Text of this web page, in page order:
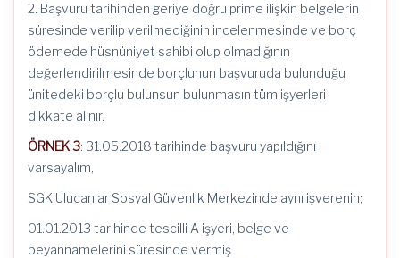
2. Başvuru tarihinden geriye doğru prime ilişkin belgelerin
süresinde verilip verilmediğinin incelenmesinde ve borç
ödemede hüsnüniyet sahibi olup olmadığının
değerlendirilmesinde borçlunun başvuruda bulunduğu
ünitedeki borçlu bulunsun bulunmasın tüm işyerleri
dikkate alınır.
ÖRNEK 3: 31.05.2018 tarihinde başvuru yapıldığını
varsayalım,
SGK Ulucanlar Sosyal Güvenlik Merkezinde aynı işverenin;
01.01.2013 tarihinde tescilli A işyeri, belge ve
beyannamelerini süresinde vermiş